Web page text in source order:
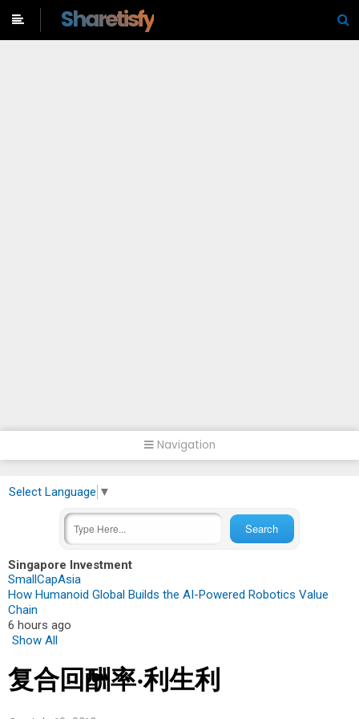
Sharetisfy
Navigation
Select Language ▼
Singapore Investment
SmallCapAsia
How Humanoid Global Builds the AI-Powered Robotics Value
Chain
6 hours ago
Show All
复合回酬率‧利生利